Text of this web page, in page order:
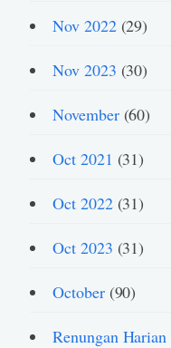
Nov 2022(29)
Nov 2023 (30)
November(60)
Oct 2021 (31)
Oct 2022(31)
Oct 2023 (31)
October(90)
Renungan Harian